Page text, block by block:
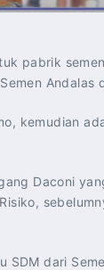
pabrik
Andalas
kemudian
Daconi
SDM dari